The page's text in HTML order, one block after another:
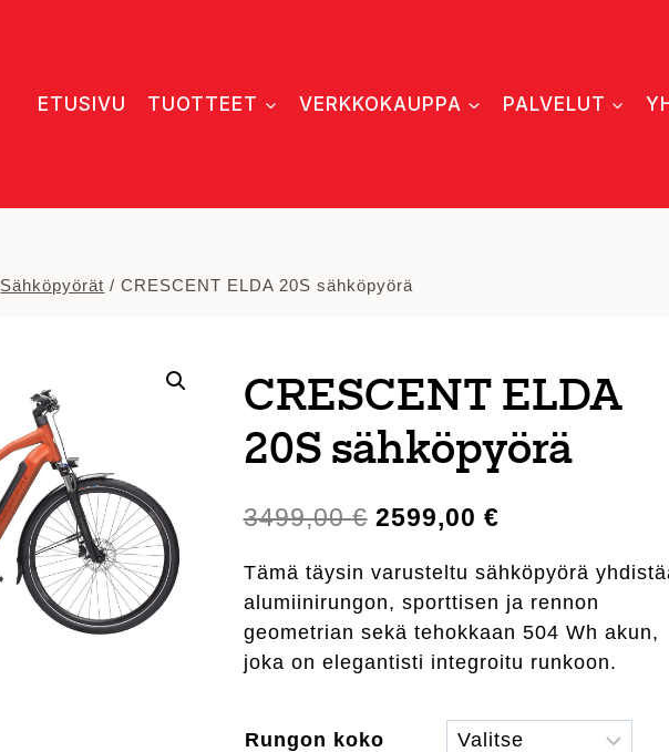
ETUSIVU TUOTTEET VERKKOKAUPPA PALVELUT
Sähköpyörät / CRESCENT ELDA 20S sähköpyörä
CRESCENT ELDA
20S sähköpyörä
3499,00€ Alkuperäinen
oli:
3499,00 €.
2599,00 €Nykyinen
on:
2599,00 €.
Tämä täysin varusteltu sähköpyörä
alumiinirungon, sporttisen ja rennon
geometrian sekä tehokkaan 504 Wh akun,
joka on elegantisti integroitu runkoon.
Rungon koko